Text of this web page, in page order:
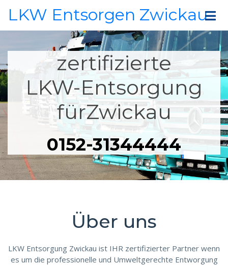
LKW Entsorgen Zwickau
zertifizierte
LKW-Entsorgung
fürZwickau
0152-31344444
Über uns
LKW Entsorgung Zwickau ist IHR zertifizierter Partner wenn
es um die professionelle und Umweltgerechte Entworgung